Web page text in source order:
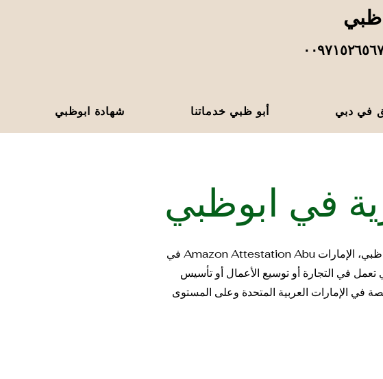
ظبي
شهادة ابوظبي أبو ظبي خدماتنا في دبي
في ابوظبي
في Amazon Attestation Abu ظبي، نحن متخصصون في تقديم خدمات التصديق على المستندات التجارية الاحترافية في أبو ظبي، الإمارات
تعمل في التجارة أو توسيع الأعمال أو تأسيس
في الإمارات العربية المتحدة وعلى المستوى